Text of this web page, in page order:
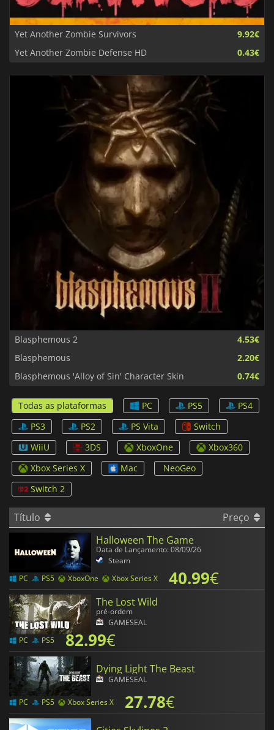
Yet Another Zombie Survivors
9.92€
Yet Another Zombie Defense HD
0.43€
Blasphemous 2
4.53€
Blasphemous
2.20€
Blasphemous 'Alloy of Sin' Character Skin
0.74€
Todas as plataformas PC PS5
PS4
PS3
PS2 PS Vita
Switch
WiiU
3DS XboxOne
Xbox360
Xbox Series X
Mac
NeoGeo
Switch 2
Título
Preço
Halloween The Game
Data de Lançamento: 08/09/26
Steam
PC
PS5 XboxOne Xbox Series X 40.99€
The Lost Wild
pré-ordem
GAMESEAL
PC
PS5 82.99€
Dying Light The Beast
GAMESEAL
PC PS5 Xbox Series X 27.78€